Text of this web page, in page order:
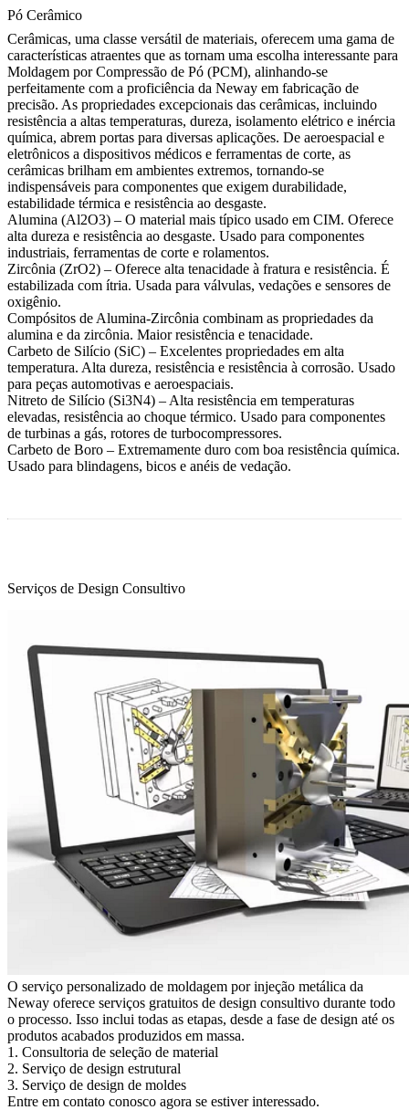
Pó Cerâmico
Cerâmicas, uma classe versátil de materiais, oferecem uma gama de
características atraentes que as tornam uma escolha interessante para
Moldagem por Compressão de Pó (PCM), alinhando-se
perfeitamente com a proficiência da Neway em fabricação de
precisão. As propriedades excepcionais das cerâmicas, incluindo
resistência a altas temperaturas, dureza, isolamento elétrico e inércia
química, abrem portas para diversas aplicações. De aeroespacial e
eletrônicos a dispositivos médicos e ferramentas de corte, as
cerâmicas brilham em ambientes extremos, tornando-se
indispensáveis para componentes que exigem durabilidade,
estabilidade térmica e resistência ao desgaste.
Alumina (Al2O3) – O material mais típico usado em CIM. Oferece
alta dureza e resistência ao desgaste. Usado para componentes
industriais, ferramentas de corte e rolamentos.
Zircônia (ZrO2) – Oferece alta tenacidade à fratura e resistência. É
estabilizada com ítria. Usada para válvulas, vedações e sensores de
oxigênio.
Compósitos de Alumina-Zircônia combinam as propriedades da
alumina e da zircônia. Maior resistência e tenacidade.
Carbeto de Silício (SiC) – Excelentes propriedades em alta
temperatura. Alta dureza, resistência e resistência à corrosão. Usado
para peças automotivas e aeroespaciais.
Nitreto de Silício (Si3N4) – Alta resistência em temperaturas
elevadas, resistência ao choque térmico. Usado para componentes
de turbinas a gás, rotores de turbocompressores.
Carbeto de Boro – Extremamente duro com boa resistência química.
Usado para blindagens, bicos e anéis de vedação.
Serviços de Design Consultivo
O serviço personalizado de moldagem por injeção metálica da
Neway oferece serviços gratuitos de design consultivo durante todo
o processo. Isso inclui todas as etapas, desde a fase de design até os
produtos acabados produzidos em massa.
1. Consultoria de seleção de material
2. Serviço de design estrutural
3. Serviço de design de moldes
Entre em contato conosco agora se estiver interessado.